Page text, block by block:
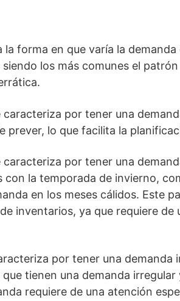
la forma en que varía la
los más comunes el
por tener una
prever, lo que facilita la
por tener una
la temporada de invierno,
en los meses cálidos. Este
inventarios, ya que requiere
por tener una
tienen una demanda
requiere de una atención